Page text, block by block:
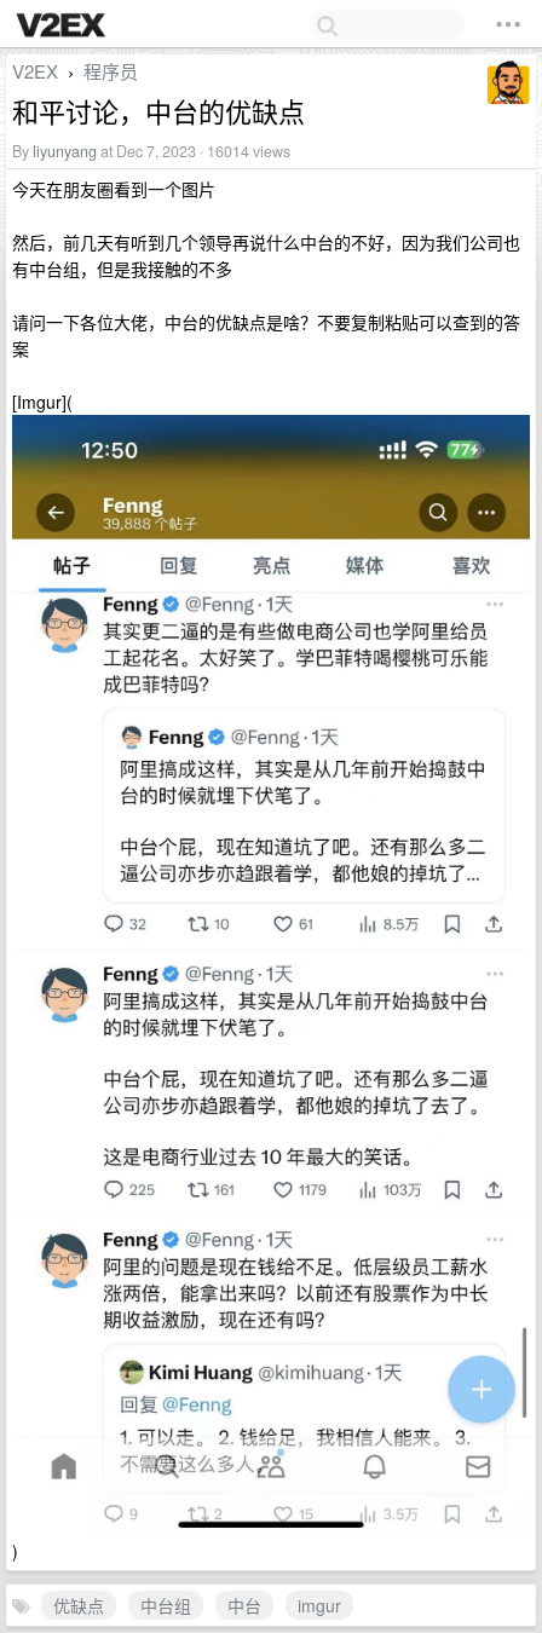
V2EX › 程序员
和平讨论，中台的优缺点
By liyunyang at Dec 7, 2023 · 16014 views
今天在朋友圈看到一个图片
然后，前几天有听到几个领导再说什么中台的不好，因为我们公司也
有中台组，但是我接触的不多
请问一下各位大佬，中台的优缺点是啥？不要复制粘贴可以查到的答
案
[Imgur](
)
优缺点 中台组 中台
imgur